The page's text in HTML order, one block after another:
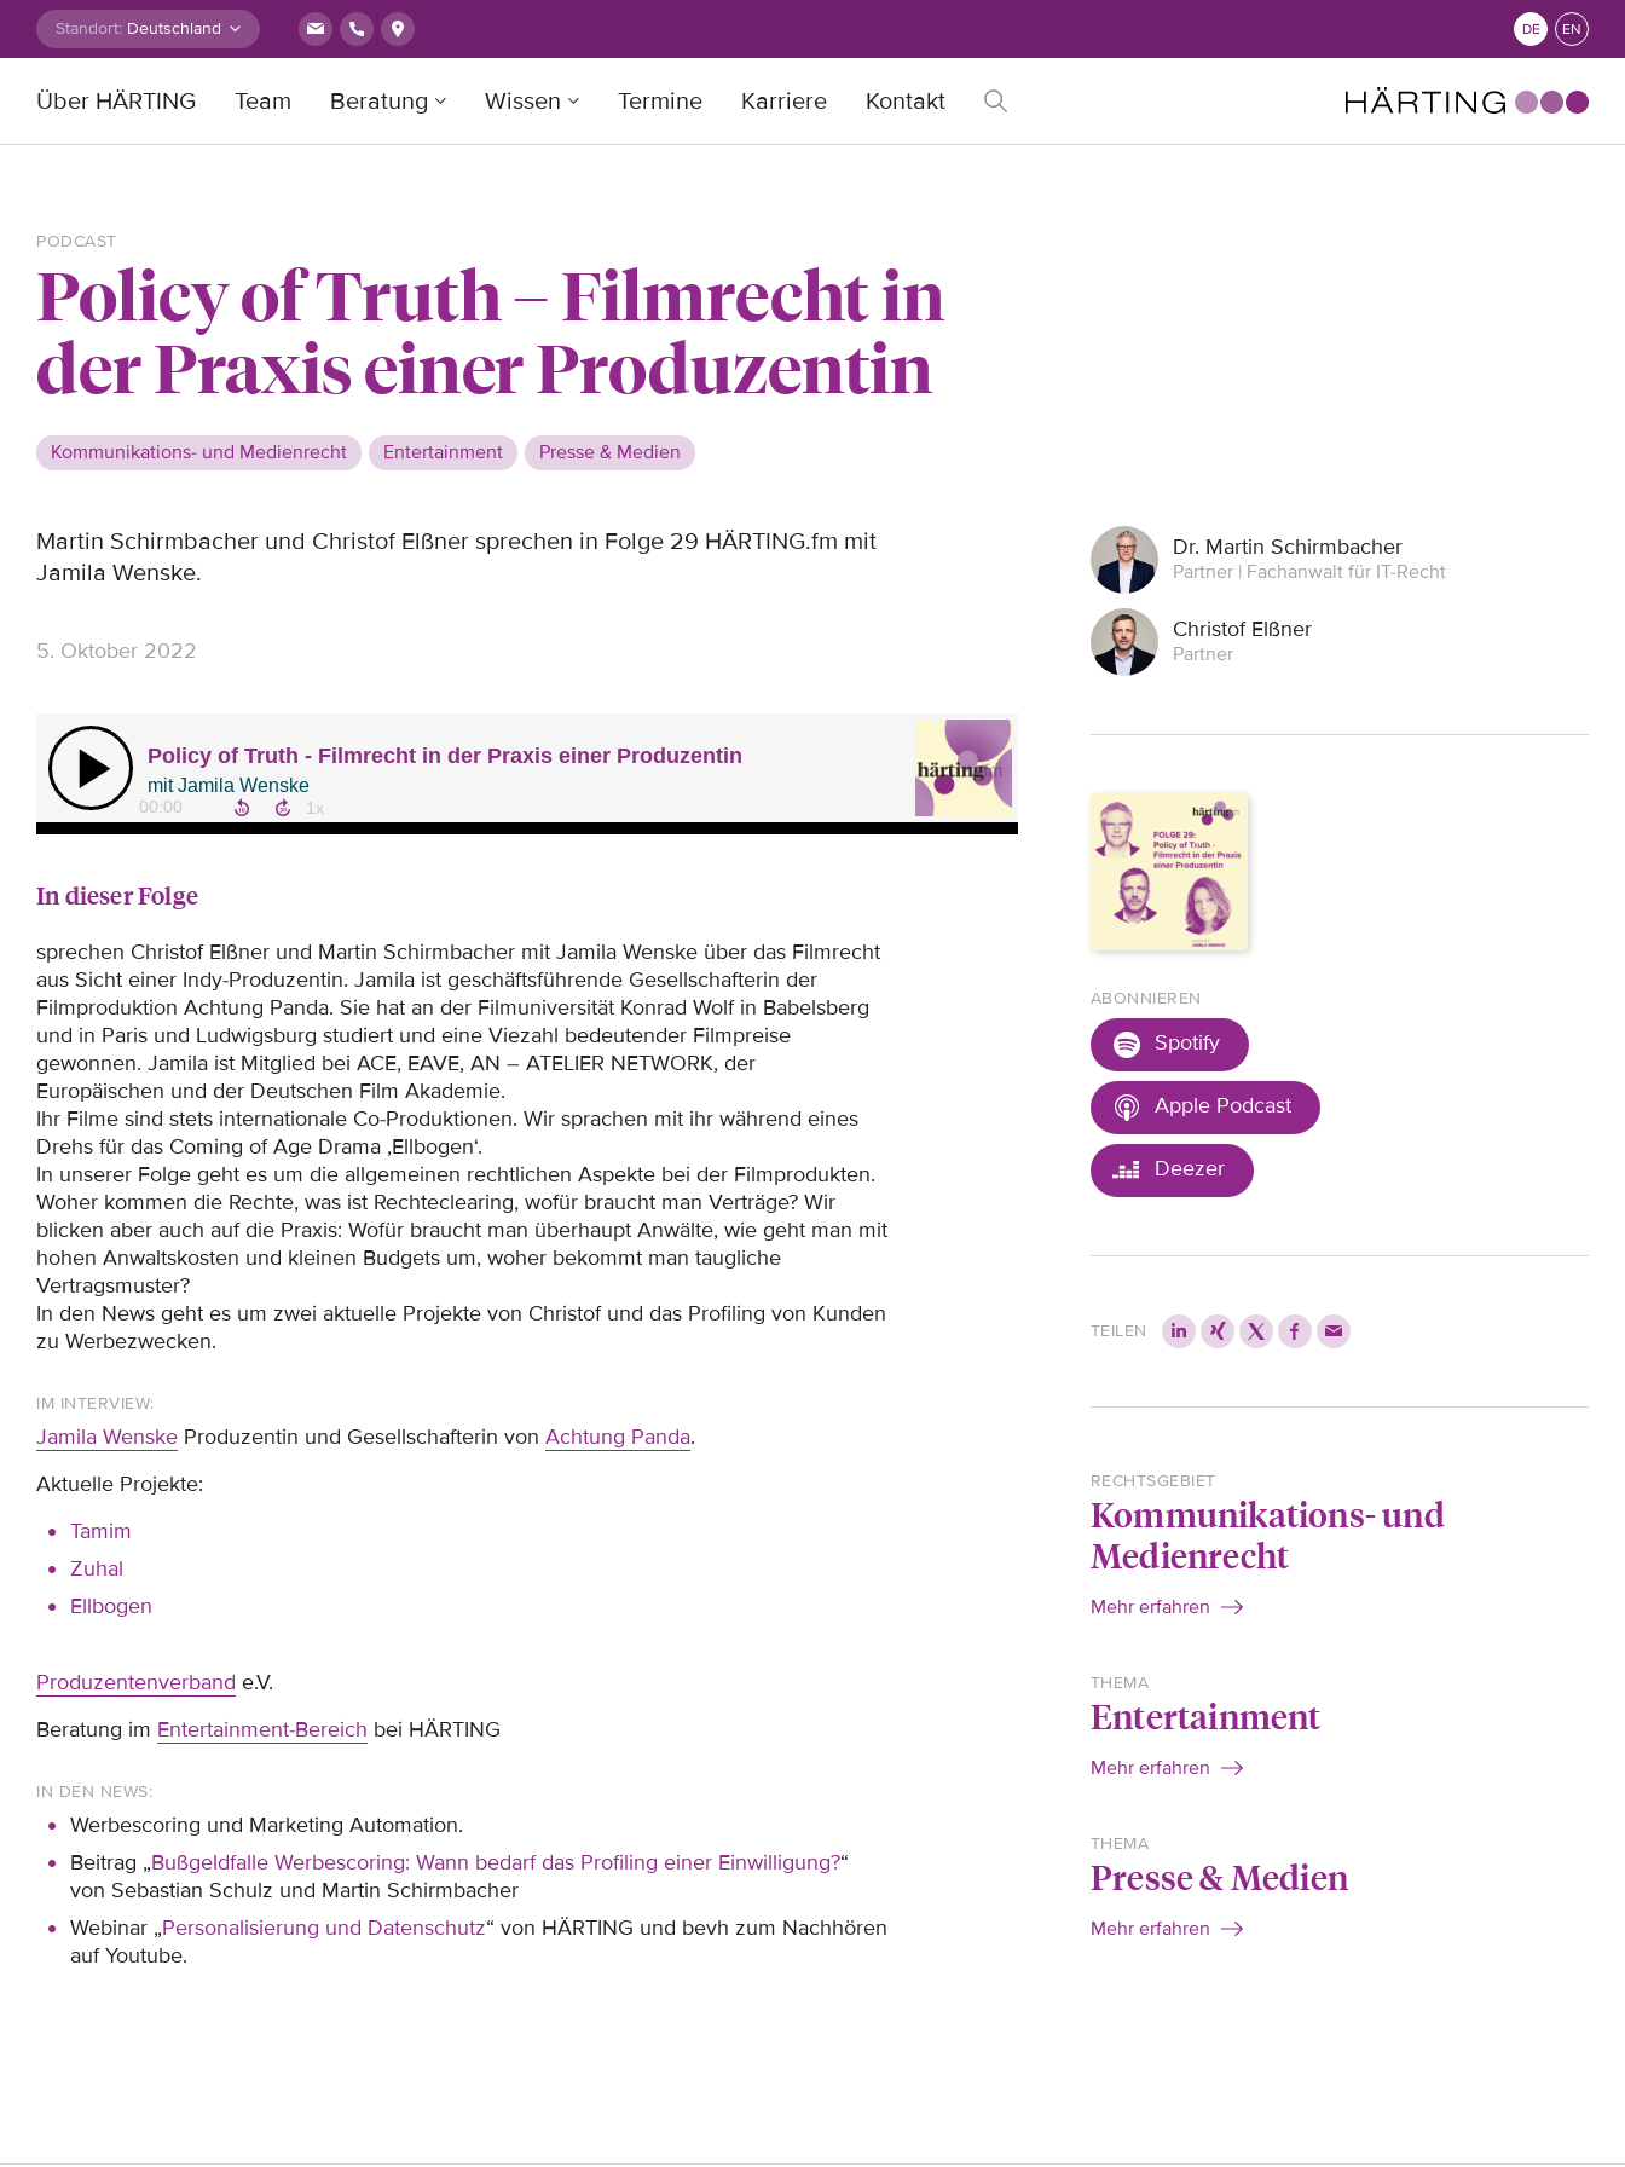
Zum Inhalt springen
Standort: DE EN
Über HÄRTING Team Beratung Wissen Termine Karriere Kontakt
PODCAST
Policy of Truth – Filmrecht in
der Praxis einer Produzentin
Kommunikations- und Medienrecht Entertainment Presse & Medien
Martin Schirmbacher und Christof Elßner sprechen in Folge 29 HÄRTING.fm mit
Jamila Wenske.
5. Oktober 2022
In dieser Folge
sprechen Christof Elßner und Martin Schirmbacher mit Jamila Wenske über das Filmrecht
aus Sicht einer Indy-Produzentin. Jamila ist geschäftsführende Gesellschafterin der
Filmproduktion Achtung Panda. Sie hat an der Filmuniversität Konrad Wolf in Babelsberg
und in Paris und Ludwigsburg studiert und eine Viezahl bedeutender Filmpreise
gewonnen. Jamila ist Mitglied bei ACE, EAVE, AN – ATELIER NETWORK, der
Europäischen und der Deutschen Film Akademie.
Ihr Filme sind stets internationale Co-Produktionen. Wir sprachen mit ihr während eines
Drehs für das Coming of Age Drama ‚Ellbogen‘.
In unserer Folge geht es um die allgemeinen rechtlichen Aspekte bei der Filmprodukten.
Woher kommen die Rechte, was ist Rechteclearing, wofür braucht man Verträge? Wir
blicken aber auch auf die Praxis: Wofür braucht man überhaupt Anwälte, wie geht man mit
hohen Anwaltskosten und kleinen Budgets um, woher bekommt man taugliche
Vertragsmuster?
In den News geht es um zwei aktuelle Projekte von Christof und das Profiling von Kunden
zu Werbezwecken.
IM INTERVIEW:
Jamila Wenske Produzentin und Gesellschafterin von Achtung Panda.
Aktuelle Projekte:
Tamim
Zuhal
Ellbogen
Produzentenverband e.V.
Beratung im Entertainment-Bereich bei HÄRTING
IN DEN NEWS:
Werbescoring und Marketing Automation.
Beitrag „Bußgeldfalle Werbescoring: Wann bedarf das Profiling einer Einwilligung?“
von Sebastian Schulz und Martin Schirmbacher
Webinar „Personalisierung und Datenschutz“ von HÄRTING und bevh zum Nachhören
auf Youtube.
Dr. Martin Schirmbacher
Partner | Fachanwalt für IT-Recht
Christof Elßner
Partner
ABONNIEREN
Spotify
Apple Podcast
Deezer
TEILEN
RECHTSGEBIET
Kommunikations- und
Medienrecht
Mehr erfahren
THEMA
Entertainment
Mehr erfahren
THEMA
Presse & Medien
Mehr erfahren